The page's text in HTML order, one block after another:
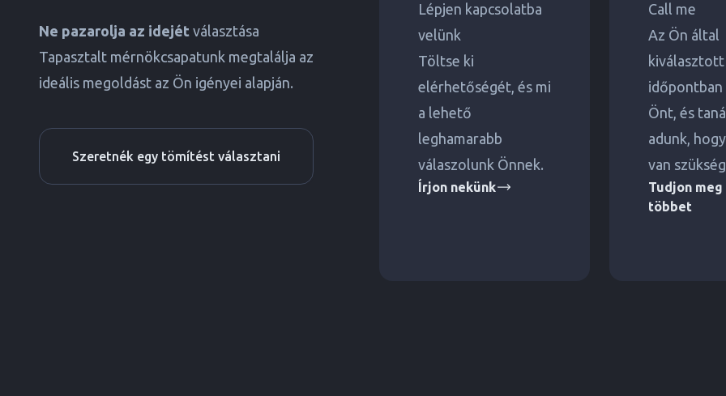
Ne pazarolja az idejét választása
Tapasztalt mérnökcsapatunk megtalálja az
ideális megoldást az Ön igényei alapján.
Szeretnék egy tömítést választani
Lépjen kapcsolatba
velünk
Töltse ki
elérhetőségét, és mi
a lehető
leghamarabb
válaszolunk Önnek.
Írjon nekünk
Call me
Az Ön által
kiválasztott
Önt, és
adunk,
van
Tudjon meg
többet